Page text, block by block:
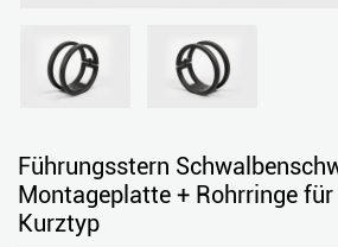
Führungsstern
Montageplatte + Rohrringe
Kurztyp